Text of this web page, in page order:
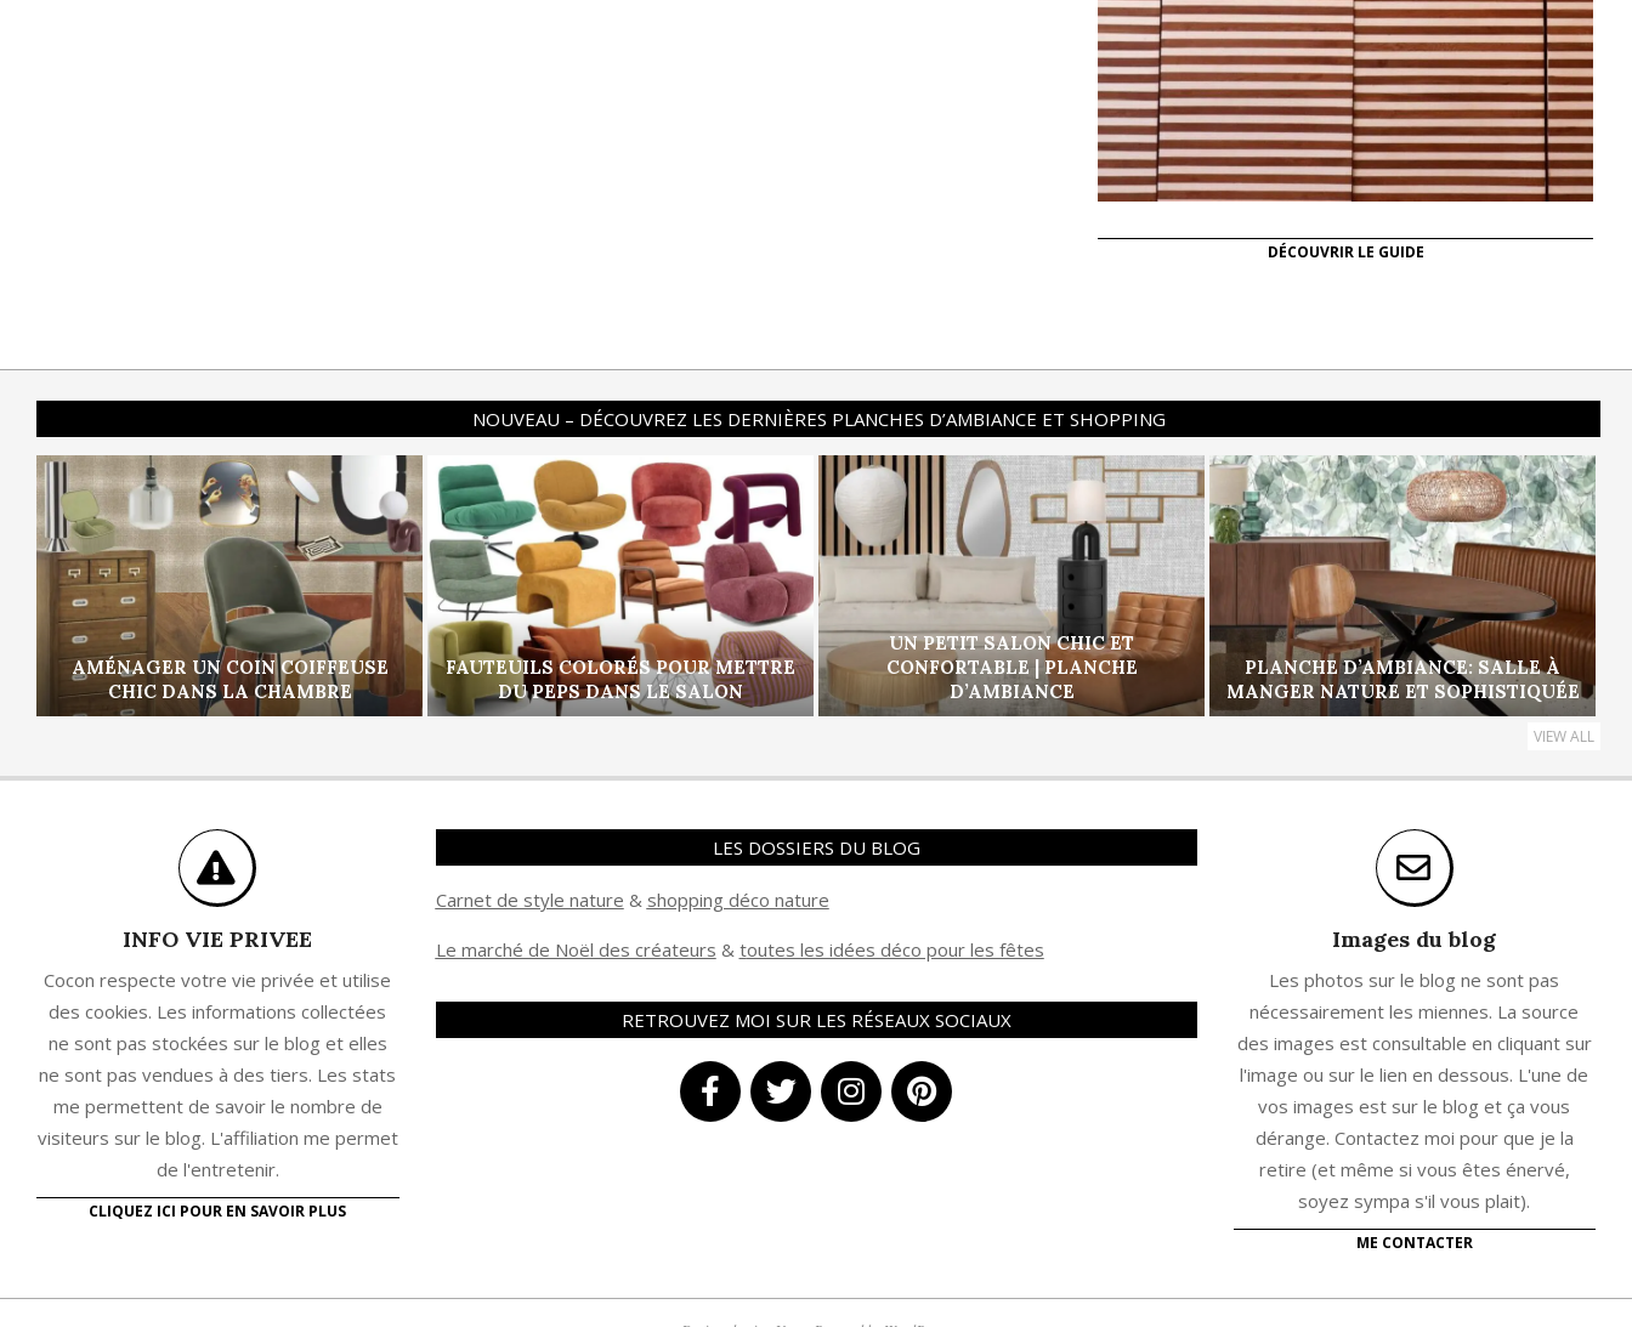
DÉCOUVRIR LE GUIDE
NOUVEAU – DÉCOUVREZ LES DERNIÈRES PLANCHES D’AMBIANCE ET SHOPPING
AMÉNAGER UN COIN COIFFEUSE
CHIC DANS LA CHAMBRE
FAUTEUILS COLORÉS POUR METTRE
DU PEPS DANS LE SALON
UN PETIT SALON CHIC ET
CONFORTABLE | PLANCHE
D’AMBIANCE
PLANCHE D’AMBIANCE: SALLE À
MANGER NATURE ET SOPHISTIQUÉE
VIEW ALL
INFO VIE PRIVEE
Cocon respecte votre vie privée et utilise
des cookies. Les informations collectées
ne sont pas stockées sur le blog et elles
ne sont pas vendues à des tiers. Les stats
me permettent de savoir le nombre de
visiteurs sur le blog. L'affiliation me permet
de l'entretenir.
CLIQUEZ ICI POUR EN SAVOIR PLUS
LES DOSSIERS DU BLOG
Carnet de style nature & shopping déco nature
Le marché de Noël des créateurs & toutes les idées déco pour les fêtes
RETROUVEZ MOI SUR LES RÉSEAUX SOCIAUX
Images du blog
Les photos sur le blog ne sont pas
nécessairement les miennes. La source
des images est consultable en cliquant sur
l'image ou sur le lien en dessous. L'une de
vos images est sur le blog et ça vous
dérange. Contactez moi pour que je la
retire (et même si vous êtes énervé,
soyez sympa s'il vous plait).
ME CONTACTER